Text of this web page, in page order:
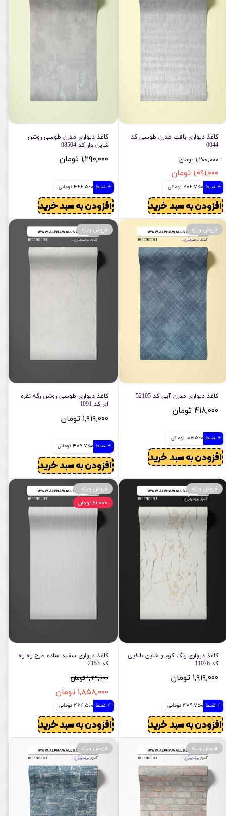
کاغذ دیواری بافت مدرن طوسی کد
0044
۱,۲۰۰,۰۰۰ تومان
۱,۰۹۱,۰۰۰ تومان
4 قسط 272,750 تومانی
افزودن به سبد خرید
کاغذ دیواری مدرن طوسی روشن
شاین دار کد 98504
۱,۲۹۰,۰۰۰ تومان
4 قسط 322,500 تومانی
افزودن به سبد خرید
کاغذ دیواری مدرن آبی کد 52105
۴۱۸,۰۰۰ تومان
4 قسط 104,500 تومانی
افزودن به سبد خرید
فروش ویژه
کاغذ دیواری طوسی روشن رگه نقره
ای کد 1091
۱,۹۱۹,۰۰۰ تومان
4 قسط 479,750 تومانی
افزودن به سبد خرید
فروش ویژه
کاغذ دیواری رنگ کرم و شاین طلایی
کد 11076
۱,۹۱۹,۰۰۰ تومان
4 قسط 479,750 تومانی
افزودن به سبد خرید
فروش ویژه
کاغذ دیواری سفید ساده طرح راه راه
کد 2153
۱,۹۱۹,۰۰۰ تومان
۱,۸۵۸,۰۰۰ تومان
4 قسط 464,500 تومانی
افزودن به سبد خرید
فروش ویژه
۶۱,۰۰۰ تومان
فروش ویژه فروش ویژه